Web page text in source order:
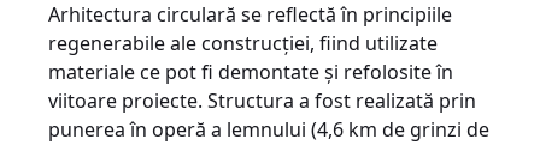
Arhitectura circulară se reflectă în principiile
regenerabile ale construcției, fiind utilizate
materiale ce pot fi demontate și refolosite în
viitoare proiecte. Structura a fost realizată prin
punerea în operă a lemnului (4,6 km de grinzi de